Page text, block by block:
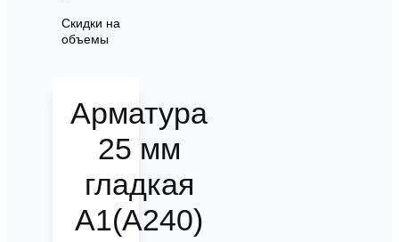
Скидки на
объемы
Арматура
25 мм
гладкая
А1(А240)